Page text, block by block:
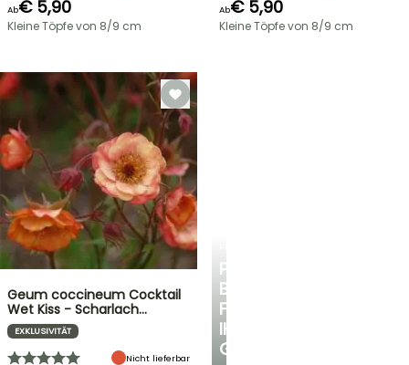
PERSÖNLICHE
BERATUNG
FÜR
IHREN
GARTEN
Ab€ 5,90
Kleine Töpfe von 8/9 cm
Ab€ 5,90
Kleine Töpfe von 8/9 cm
Geum coccineum Cocktail
Wet Kiss - Scharlach…
EXKLUSIVITÄT
Nicht lieferbar